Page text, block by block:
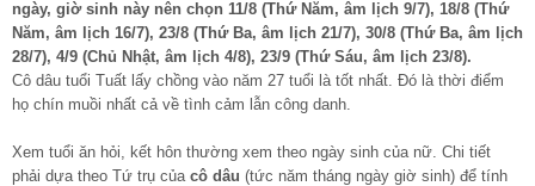
ngày, giờ sinh này nên chọn 11/8 (Thứ Năm, âm lịch 9/7), 18/8 (Thứ
Năm, âm lịch 16/7), 23/8 (Thứ Ba, âm lịch 21/7), 30/8 (Thứ Ba, âm lịch
28/7), 4/9 (Chủ Nhật, âm lịch 4/8), 23/9 (Thứ Sáu, âm lịch 23/8).
Cô dâu tuổi Tuất lấy chồng vào năm 27 tuổi là tốt nhất. Đó là thời điểm
họ chín muồi nhất cả về tình cảm lẫn công danh.
Xem tuổi ăn hỏi, kết hôn thường xem theo ngày sinh của nữ. Chi tiết
phải dựa theo Tứ trụ của cô dâu (tức năm tháng ngày giờ sinh) để tính